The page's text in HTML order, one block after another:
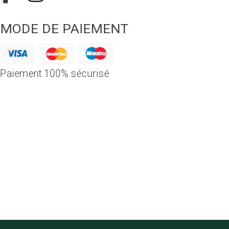
MODE DE PAIEMENT
Paiement 100% sécurisé